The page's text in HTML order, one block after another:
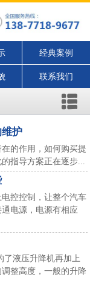
经典案例
联系我们
护
的作用，如何购买提
指导方案正在逐步...
控控制，让整个汽车
电源，电源有相应
了液压升降机再加上
整高度，一般的升降